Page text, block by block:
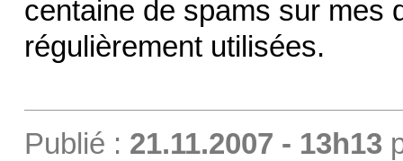
centaine de spams sur mes
régulièrement utilisées.
Publié : 21.11.2007 - 13h13